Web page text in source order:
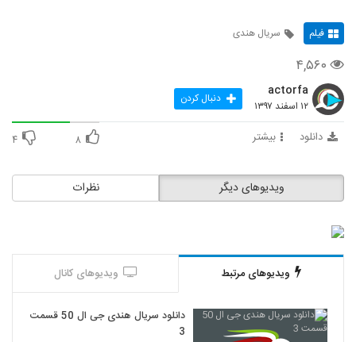
فیلم سریال هندی
۴,۵۶۰
actorfa
۱۲ اسفند ۱۳۹۷ دنبال کردن
دانلود بیشتر ۸ ۴
نظرات ویدیوهای دیگر
ویدیوهای مرتبط ویدیوهای کانال
دانلود سریال هندی جی ال 50 قسمت
3